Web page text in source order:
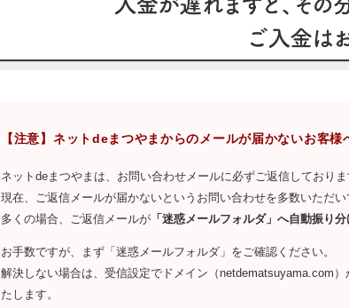
【注意】ネットdeまつやまからのメールが届かないお客様
ネットdeまつやまは、お問い合わせメールに必ずご返信しておりま
現在、ご返信メールが届かないというお問い合わせを多数いただい
多くの場合、ご返信メールが 「迷惑メールフォルダ」へ自動振り分
お手数ですが、まず「迷惑メールフォルダ」をご確認ください。
解決しない場合は、受信設定でドメイン（netdematsuyama.com
たします。